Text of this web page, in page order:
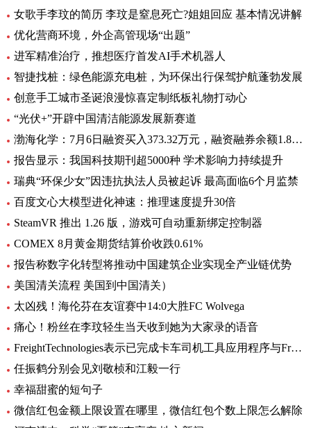
女歌手李玟的简历 李玟是窒息死亡?姐姐回应 基本情况讲解
优化营商环境，外企高管现场“出题”
进军精准治疗，推想医疗首发AI手术机器人
智捷找桩：绿色能源充电桩，为环保出行保驾护航蓬勃发展
创意手工城市圣诞浪漫惊喜定制纸板礼物打动心
“光伏+”开辟中国清洁能源发展新赛道
渤海化学：7月6日融资买入373.32万元，融资融券余额1.89亿元
报告显示：我国科技期刊超5000种 学术影响力持续提升
瑞典“环保少女”因违抗执法人员被起诉 最高面临6个月监禁
百度文心大模型进化神速：推理速度提升30倍
SteamVR 推出 1.26 版，游戏可自动重新绑定控制器
COMEX 8月黄金期货结算价收跌0.61%
报告称数字化转型将推动中国建筑企业实现全产业链优势
美国清关流程 美国到中国清关）
太凶残！海伦芬在友谊赛中14:0大胜FC Wolvega
痛心！粉丝在李玟轻生当天收到她为大家录的语音
FreightTechnologies表示已完成卡车司机工具应用程序与Fr8App货运匹配平台的集成
任振鹤分别会见刘敬桢和江毅一行
幸福甜蜜的短句子
微信红包金额上限设置在哪里，微信红包个数上限怎么解除